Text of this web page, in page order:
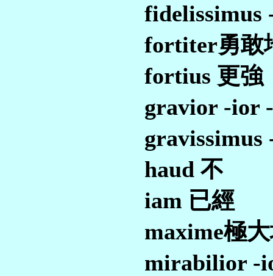
fidelissimus
fortiter勇敢
fortius 更強
gravior -ior
gravissimus
haud 不
iam 已經
maxime極
mirabilior -